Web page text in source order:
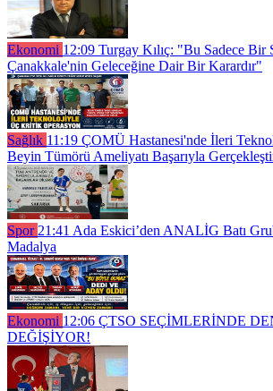
Ekonomi 12:09 Turgay Kılıç: "Bu Sadece Bir
Çanakkale'nin Geleceğine Dair Bir Karardır"
Sağlık 11:19 ÇOMÜ Hastanesi'nde İleri
Beyin Tümörü Ameliyatı Başarıyla
Spor 21:41 Ada Eskici’den ANALİG Batı
Madalya
Ekonomi 12:06 ÇTSO SEÇİMLERİNDE
DEĞİŞİYOR!